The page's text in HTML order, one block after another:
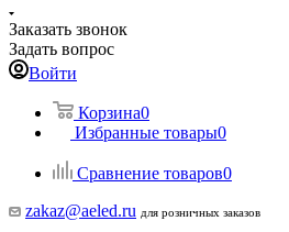
Заказать звонок
Задать вопрос
Войти
Корзина0
Избранные товары0
Сравнение товаров0
zakaz@aeled.ru для розничных заказов